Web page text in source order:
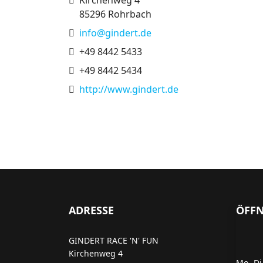
85296 Rohrbach
E-Mail
info@gindert.de
Telefon
+49 8442 5433
Fax
+49 8442 5434
Website
http://www.gindert.de
ADRESSE
GINDERT RACE 'N' FUN
Kirchenweg 4